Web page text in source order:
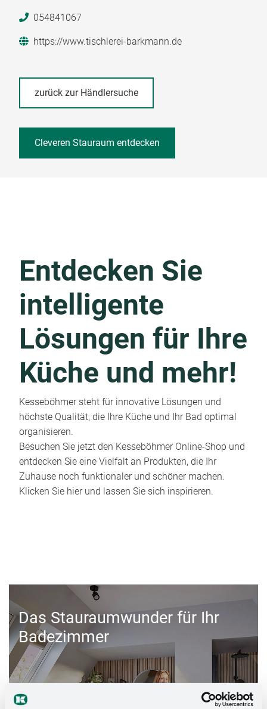
054841067
https://www.tischlerei-barkmann.de
zurück zur Händlersuche
Cleveren Stauraum entdecken
Entdecken Sie
intelligente
Lösungen für Ihre
Küche und mehr!
Kesseböhmer steht für innovative Lösungen und
höchste Qualität, die Ihre Küche und Ihr Bad optimal
organisieren.
Besuchen Sie jetzt den Kesseböhmer Online-Shop und
entdecken Sie eine Vielfalt an Produkten, die Ihr
Zuhause noch funktionaler und schöner machen.
Klicken Sie hier und lassen Sie sich inspirieren.
Das Stauraumwunder für Ihr
Badezimmer